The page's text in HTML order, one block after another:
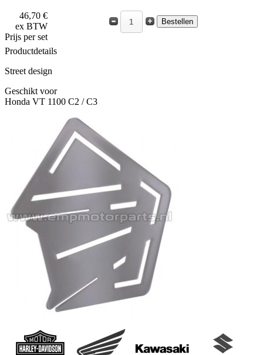
46,70 €
ex BTW
Prijs per set
Productdetails
Street design
Geschikt voor
Honda VT 1100 C2 / C3